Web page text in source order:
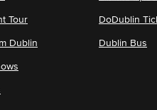
Tour
Dublin
DoDublin
Dublin Bus